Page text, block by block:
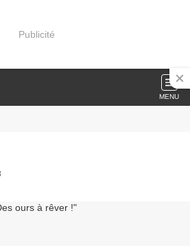
Publicité
MENU